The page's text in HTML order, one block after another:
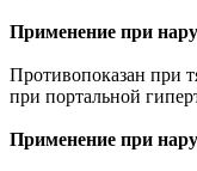
Применение при
Противопоказан при
при портальной
Применение при